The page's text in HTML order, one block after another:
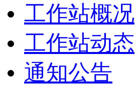
工作站概况
工作站动态
通知公告